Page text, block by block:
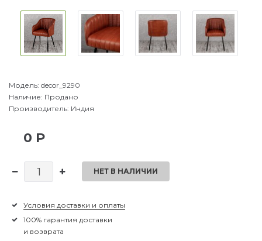
Модель: decor_9290
Наличие: Продано
Производитель: Индия
0 Р
НЕТ В НАЛИЧИИ
Условия доставки и оплаты
100% гарантия доставки
и возврата